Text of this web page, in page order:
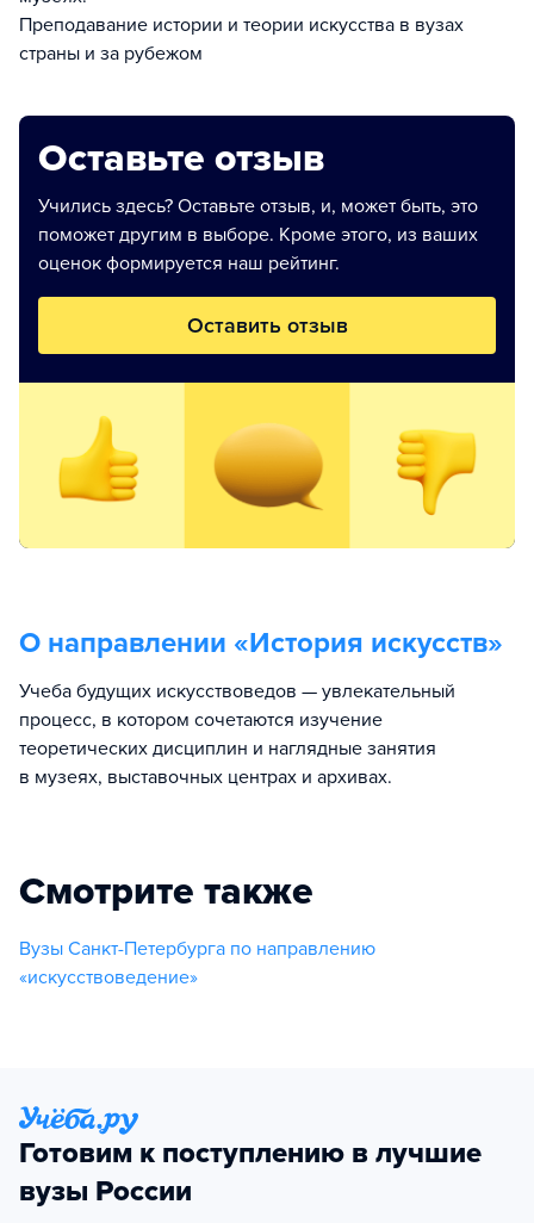
Преподавание истории и теории искусства в вузах
страны и за рубежом
Оставьте отзыв
Учились здесь? Оставьте отзыв, и, может быть, это
поможет другим в выборе. Кроме этого, из ваших
оценок формируется наш рейтинг.
Оставить отзыв
О направлении «История искусств»
Учеба будущих искусствоведов — увлекательный
процесс, в котором сочетаются изучение
теоретических дисциплин и наглядные занятия
в музеях, выставочных центрах и архивах.
Смотрите также
Вузы Санкт-Петербурга по направлению
«искусствоведение»
Готовим к поступлению в лучшие
вузы России